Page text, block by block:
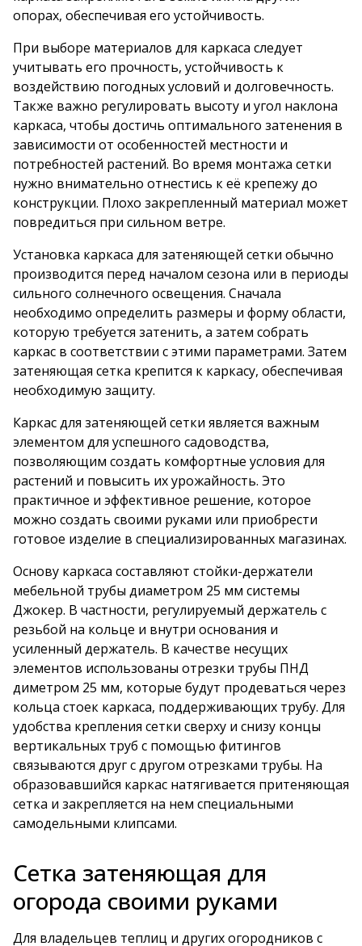
опорах, обеспечивая его устойчивость.
При выборе материалов для каркаса следует
учитывать его прочность, устойчивость к
воздействию погодных условий и долговечность.
Также важно регулировать высоту и угол наклона
каркаса, чтобы достичь оптимального затенения в
зависимости от особенностей местности и
потребностей растений. Во время монтажа сетки
нужно внимательно отнестись к её крепежу до
конструкции. Плохо закрепленный материал может
повредиться при сильном ветре.
Установка каркаса для затеняющей сетки обычно
производится перед началом сезона или в периоды
сильного солнечного освещения. Сначала
необходимо определить размеры и форму области,
которую требуется затенить, а затем собрать
каркас в соответствии с этими параметрами. Затем
затеняющая сетка крепится к каркасу, обеспечивая
необходимую защиту.
Каркас для затеняющей сетки является важным
элементом для успешного садоводства,
позволяющим создать комфортные условия для
растений и повысить их урожайность. Это
практичное и эффективное решение, которое
можно создать своими руками или приобрести
готовое изделие в специализированных магазинах.
Основу каркаса составляют стойки-держатели
мебельной трубы диаметром 25 мм системы
Джокер. В частности, регулируемый держатель с
резьбой на кольце и внутри основания и
усиленный держатель. В качестве несущих
элементов использованы отрезки трубы ПНД
диметром 25 мм, которые будут продеваться через
кольца стоек каркаса, поддерживающих трубу. Для
удобства крепления сетки сверху и снизу концы
вертикальных труб с помощью фитингов
связываются друг с другом отрезками трубы. На
образовавшийся каркас натягивается притеняющая
сетка и закрепляется на нем специальными
самодельными клипсами.
Сетка затеняющая для
огорода своими руками
Для владельцев теплиц и других огородников с